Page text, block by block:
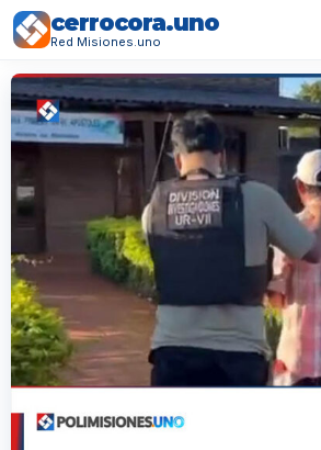
cerrocora.uno
Red Misiones.uno